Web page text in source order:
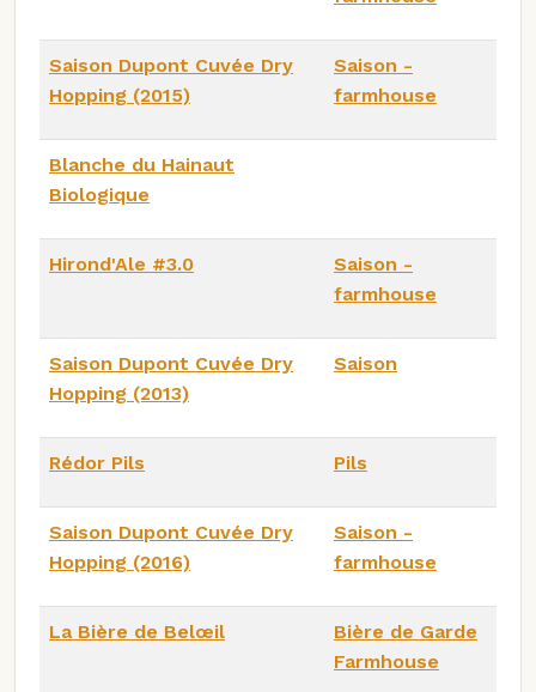
Saison Dupont Cuvée Dry
Hopping (2015)
Saison -
farmhouse
Blanche du Hainaut
Biologique
Hirond'Ale #3.0
Saison -
farmhouse
Saison Dupont Cuvée Dry
Hopping (2013)
Saison
Rédor Pils Pils
Saison Dupont Cuvée Dry
Hopping (2016)
Saison -
farmhouse
La Bière de Belœil
Bière de Garde
Farmhouse